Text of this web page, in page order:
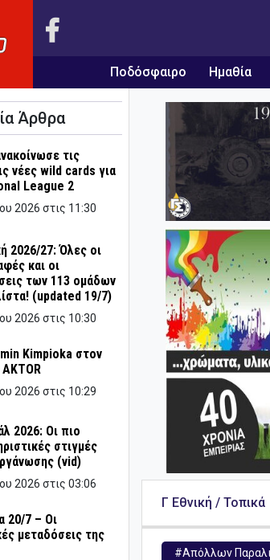
Ποδόσφαιρο Ημαθία
Άρθρα
τις
νέες wild cards για
League 2
2026 στις 11:30
2026/27: Όλες οι
και οι
των 113 ομάδων
(updated 19/7)
2026 στις 10:30
Kimpioka στον
2026 στις 10:29
2026: Οι πιο
στιγμές
(vid)
2026 στις 03:06
20/7 – Οι
μεταδόσεις της
Γ Εθνική / Τοπικά
#Απόλλων